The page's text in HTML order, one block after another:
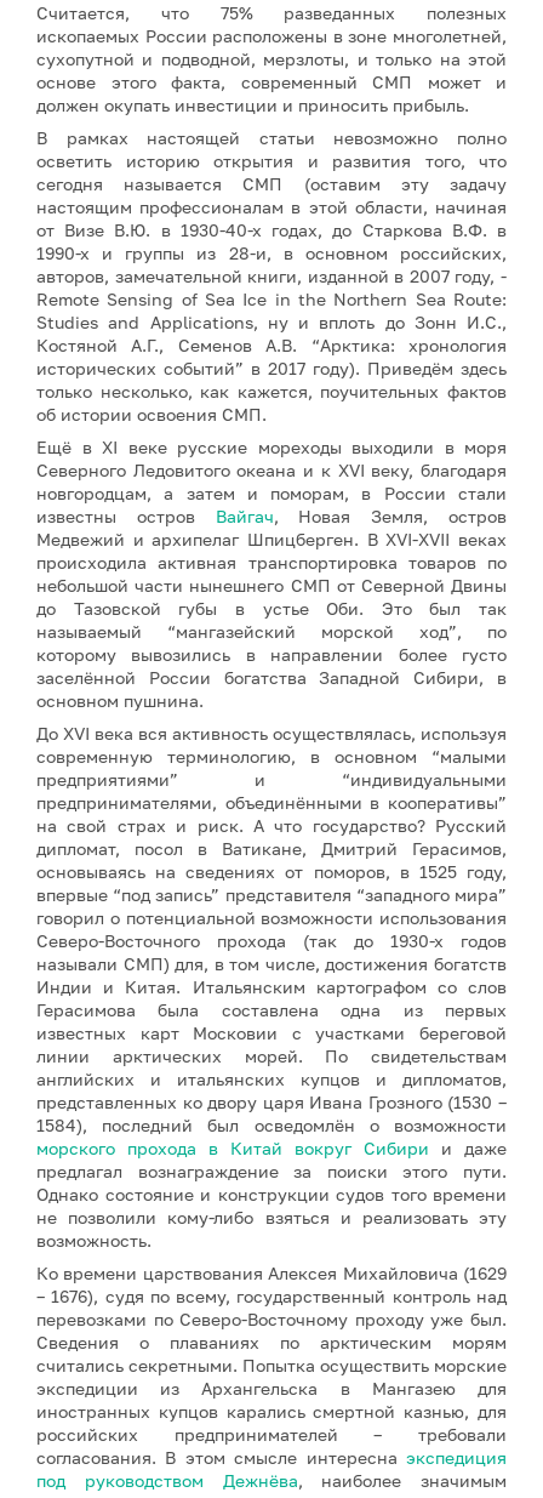
Считается, что 75% разведанных полезных
ископаемых России расположены в зоне многолетней,
сухопутной и подводной, мерзлоты, и только на этой
основе этого факта, современный СМП может и
должен окупать инвестиции и приносить прибыль.
В рамках настоящей статьи невозможно полно
осветить историю открытия и развития того, что
сегодня называется СМП (оставим эту задачу
настоящим профессионалам в этой области, начиная
от Визе В.Ю. в 1930-40-х годах, до Старкова В.Ф. в
1990-х и группы из 28-и, в основном российских,
авторов, замечательной книги, изданной в 2007 году, -
Remote Sensing of Sea Ice in the Northern Sea Route:
Studies and Applications, ну и вплоть до Зонн И.С.,
Костяной А.Г., Семенов А.В. “Арктика: хронология
исторических событий” в 2017 году). Приведём здесь
только несколько, как кажется, поучительных фактов
об истории освоения СМП.
Ещё в XI веке русские мореходы выходили в моря
Северного Ледовитого океана и к XVI веку, благодаря
новгородцам, а затем и поморам, в России стали
известны остров Вайгач, Новая Земля, остров
Медвежий и архипелаг Шпицберген. В XVI-XVII веках
происходила активная транспортировка товаров по
небольшой части нынешнего СМП от Северной Двины
до Тазовской губы в устье Оби. Это был так
называемый “мангазейский морской ход”, по
которому вывозились в направлении более густо
заселённой России богатства Западной Сибири, в
основном пушнина.
До XVI века вся активность осуществлялась, используя
современную терминологию, в основном “малыми
предприятиями” и “индивидуальными
предпринимателями, объединёнными в кооперативы”
на свой страх и риск. А что государство? Русский
дипломат, посол в Ватикане, Дмитрий Герасимов,
основываясь на сведениях от поморов, в 1525 году,
впервые “под запись” представителя “западного мира”
говорил о потенциальной возможности использования
Северо-Восточного прохода (так до 1930-х годов
называли СМП) для, в том числе, достижения богатств
Индии и Китая. Итальянским картографом со слов
Герасимова была составлена одна из первых
известных карт Московии с участками береговой
линии арктических морей. По свидетельствам
английских и итальянских купцов и дипломатов,
представленных ко двору царя Ивана Грозного (1530 –
1584), последний был осведомлён о возможности
морского прохода в Китай вокруг Сибири и даже
предлагал вознаграждение за поиски этого пути.
Однако состояние и конструкции судов того времени
не позволили кому-либо взяться и реализовать эту
возможность.
Ко времени царствования Алексея Михайловича (1629
– 1676), судя по всему, государственный контроль над
перевозками по Северо-Восточному проходу уже был.
Сведения о плаваниях по арктическим морям
считались секретными. Попытка осуществить морские
экспедиции из Архангельска в Мангазею для
иностранных купцов карались смертной казнью, для
российских предпринимателей – требовали
согласования. В этом смысле интересна экспедиция
под руководством Дежнёва, наиболее значимым